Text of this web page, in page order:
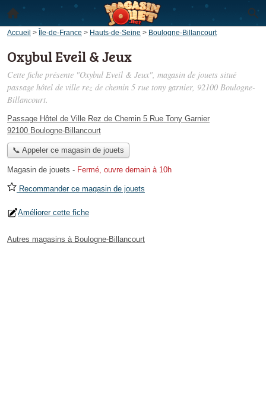
Accueil > Île-de-France > Hauts-de-Seine > Boulogne-Billancourt
Oxybul Eveil & Jeux
Cette fiche présente "Oxybul Eveil & Jeux", magasin de jouets situé
passage hôtel de ville rez de chemin 5 rue tony garnier, 92100 Boulogne-
Billancourt.
Passage Hôtel de Ville Rez de Chemin 5 Rue Tony Garnier
92100 Boulogne-Billancourt
📞 Appeler ce magasin de jouets
Magasin de jouets - Fermé, ouvre demain à 10h
Recommander ce magasin de jouets
Améliorer cette fiche
Autres magasins à Boulogne-Billancourt